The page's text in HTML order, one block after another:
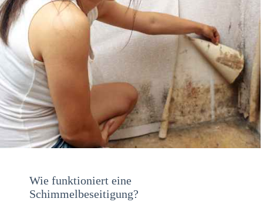
Wie funktioniert eine
Schimmelbeseitigung?